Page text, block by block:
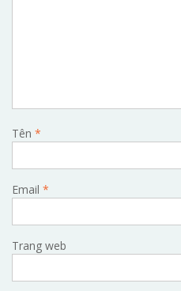
Tên *
Email *
Trang web